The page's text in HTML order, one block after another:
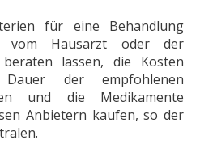
für eine Behandlung
vom Hausarzt oder der
lassen, die Kosten
der empfohlenen
und die Medikamente
Anbietern kaufen, so der